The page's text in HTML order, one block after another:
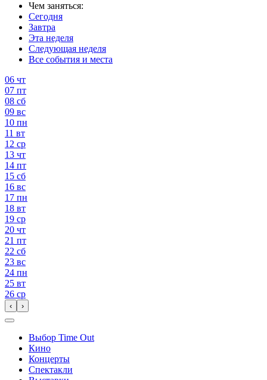
Чем заняться:
Сегодня
Завтра
Эта неделя
Следующая неделя
Все события и места
06 чт
07 пт
08 сб
09 вс
10 пн
11 вт
12 ср
13 чт
14 пт
15 сб
16 вс
17 пн
18 вт
19 ср
20 чт
21 пт
22 сб
23 вс
24 пн
25 вт
26 ср
‹ ›
Выбор Time Out
Кино
Концерты
Спектакли